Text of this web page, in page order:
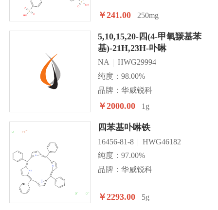
￥241.00 250mg
5,10,15,20-四(4-甲氧羰基苯
基)-21H,23H-卟啉
NA
HWG29994
纯度：98.00%
品牌：华威锐科
￥2000.00 1g
四苯基卟啉铁
16456-81-8
HWG46182
纯度：97.00%
品牌：华威锐科
￥2293.00 5g